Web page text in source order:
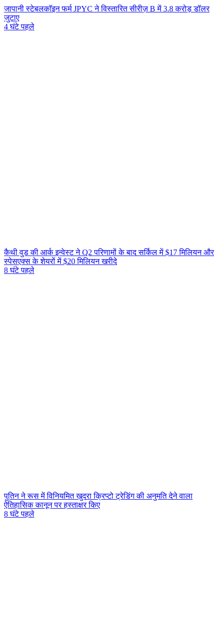
जापानी स्टेबलकॉइन फर्म JPYC ने विस्तारित सीरीज़ B में 3.8 करोड़ डॉलर
जुटाए
4 घंटे पहले
कैथी वुड की आर्क इन्वेस्ट ने Q2 परिणामों के बाद सर्किल में $17 मिलियन और
स्पेसएक्स के शेयरों में $20 मिलियन खरीदे
8 घंटे पहले
पुतिन ने रूस में विनियमित खुदरा क्रिप्टो ट्रेडिंग की अनुमति देने वाला
ऐतिहासिक कानून पर हस्ताक्षर किए
8 घंटे पहले